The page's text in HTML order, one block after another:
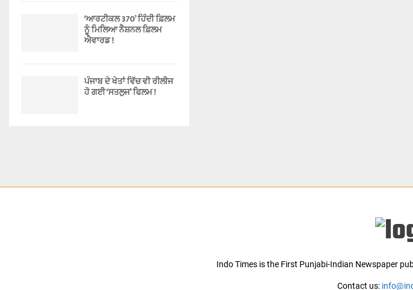
‘ਆਰਟੀਕਲ 370’ ਹਿੰਦੀ ਫ਼ਿਲਮ
ਨੂੰ ਮਿਲਿਆ ਨੈਸ਼ਨਲ ਫ਼ਿਲਮ
ਐਵਾਰਡ !
ਪੰਜਾਬ ਦੇ ਖੇਤਾਂ ਵਿੱਚ ਵੀ ਰੀਲੀਜ
ਹੋ ਗਈ ‘ਸਤਲੁਜ’ ਫਿਲਮ !
Indo Times is the First Punjabi-Indian Newspaper
Contact us: